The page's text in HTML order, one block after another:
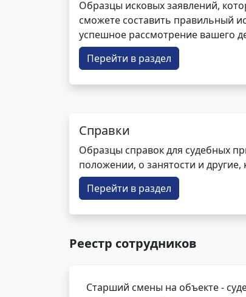
Образцы исковых заявлений,
сможете составить правильный
успешное рассмотрение вашего
Перейти в раздел
Справки
Образцы справок для судебных
положении, о занятости и
Перейти в раздел
Реестр сотрудников
Старший смены на объекте -